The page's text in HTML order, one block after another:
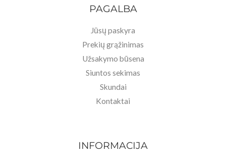
PAGALBA
Jūsų paskyra
Prekių grąžinimas
Užsakymo būsena
Siuntos sekimas
Skundai
Kontaktai
INFORMACIJA